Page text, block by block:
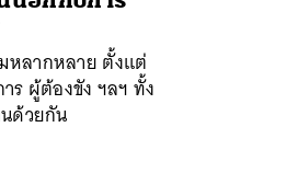
หลากหลาย ตั้งแต่
ร ผู้ต้องขัง ฯลฯ ทั้ง
ด้วยกัน